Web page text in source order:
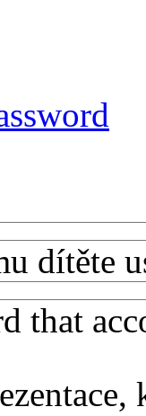
dítěte
that